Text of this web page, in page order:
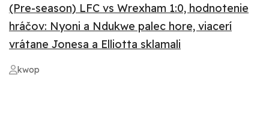
(Pre-season) LFC vs Wrexham 1:0, hodnotenie
hráčov: Nyoni a Ndukwe palec hore, viacerí
vrátane Jonesa a Elliotta sklamali
kwop